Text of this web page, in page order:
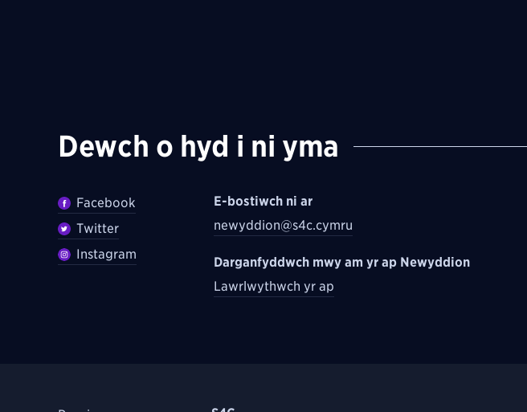
Dewch o hyd i ni yma
Facebook
Twitter
Instagram
E-bostiwch ni ar
newyddion@s4c.cymru
Darganfyddwch mwy am yr ap Newyddion
Lawrlwythwch yr ap